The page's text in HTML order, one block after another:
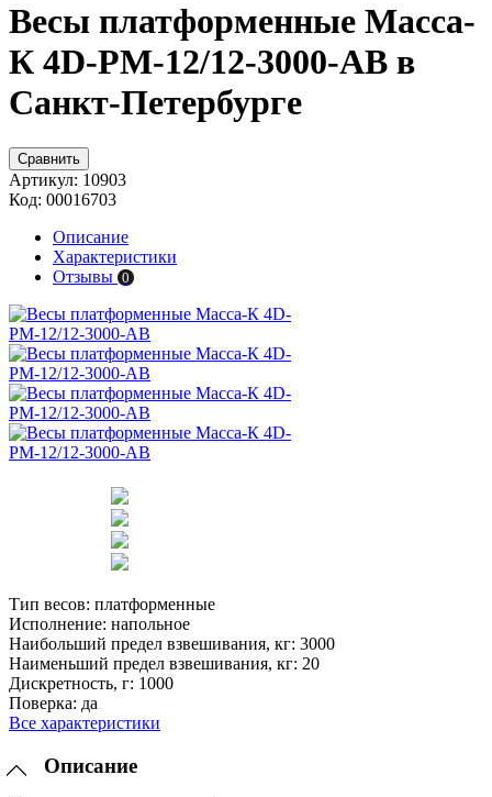
Весы платформенные Масса-
К 4D-PM-12/12-3000-AB в
Санкт-Петербурге
Сравнить
Артикул: 10903
Код: 00016703
Описание
Характеристики
Отзывы 0
Тип весов: платформенные
Исполнение: напольное
Наибольший предел взвешивания, кг: 3000
Наименьший предел взвешивания, кг: 20
Дискретность, г: 1000
Поверка: да
Все характеристики
Описание